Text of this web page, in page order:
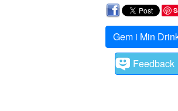
Gem i Min
Feedback